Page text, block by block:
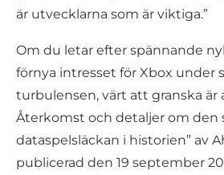
är utvecklarna som är viktiga.”
Om du letar efter spännande
förnya intresset för Xbox under
turbulensen, värt att granska är
Återkomst och detaljer om den
dataspelsläckan i historien” av
publicerad den 19 september